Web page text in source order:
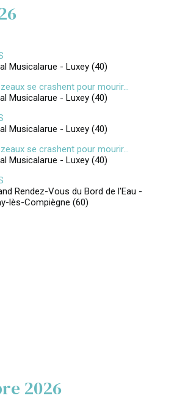
Musicalarue - Luxey (40)
se crashent pour mourir...
Musicalarue - Luxey (40)
Musicalarue - Luxey (40)
se crashent pour mourir...
Musicalarue - Luxey (40)
Rendez-Vous du Bord de l'Eau -
lès-Compiègne (60)
2026